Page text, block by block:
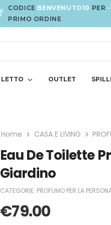
CODICE BENVENUTO10 PER
PRIMO ORDINE
LETTO OUTLET
Home CASA E LIVING
Eau De Toilette
Giardino
CATEGORIE: PROFUMO PER LA
€79.00